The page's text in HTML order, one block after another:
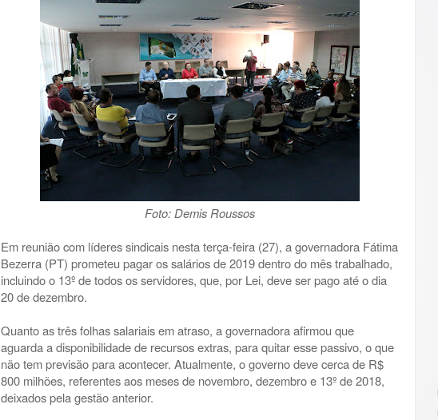
Foto: Demis Roussos
Em reunião com líderes sindicais nesta terça-feira (27), a governadora Fátima
Bezerra (PT) prometeu pagar os salários de 2019 dentro do mês trabalhado,
incluindo o 13º de todos os servidores, que, por Lei, deve ser pago até o dia
20 de dezembro.
Quanto as três folhas salariais em atraso, a governadora afirmou que
aguarda a disponibilidade de recursos extras, para quitar esse passivo, o que
não tem previsão para acontecer. Atualmente, o governo deve cerca de R$
800 milhões, referentes aos meses de novembro, dezembro e 13º de 2018,
deixados pela gestão anterior.